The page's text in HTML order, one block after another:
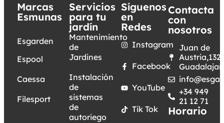
Marcas
Esmunas
Esgarden
Espool
Caessa
Filesport
Servicios
para tu
jardín
Mantenimiento
de
Jardines
Instalación
de
sistemas
de
autoriego
Síguenos
en
Redes
Instagram
Facebook
YouTube
Tik Tok
Contacta
con
nosotros
Juan de
Austria,132.
+34 949
21 12 71
Horario